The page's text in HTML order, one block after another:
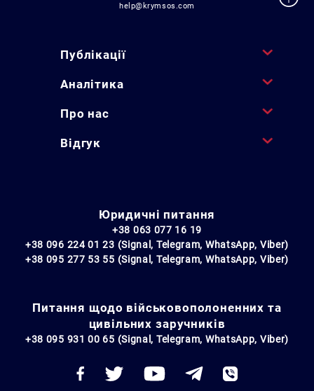
help@krymsos.com
Публікації
Аналітика
Про нас
Відгук
Юридичні питання
+38 063 077 16 19
+38 096 224 01 23 (Signal, Telegram, WhatsApp, Viber)
+38 095 277 53 55 (Signal, Telegram, WhatsApp, Viber)
Питання щодо військовополоненних та
цивільних заручників
+38 095 931 00 65 (Signal, Telegram, WhatsApp, Viber)